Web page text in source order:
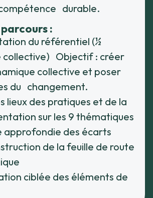
durable.
:
du référentiel (½
collective) Objectif : créer
collective et poser
du changement.
lieux des pratiques et de la
sur les 9 thématiques
approfondie des écarts
de la feuille de route
ciblée des éléments de